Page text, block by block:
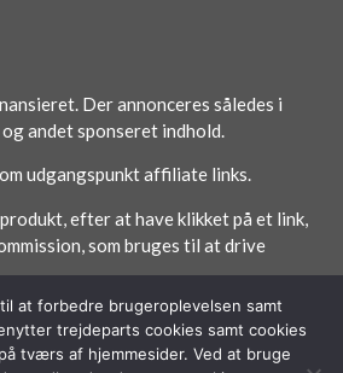
Der annonceres således i
andet sponseret indhold.
udgangspunkt affiliate links.
efter at have klikket på et link,
som bruges til at drive
at forbedre brugeroplevelsen samt
trejdeparts cookies samt cookies
tværs af hjemmesider. Ved at bruge